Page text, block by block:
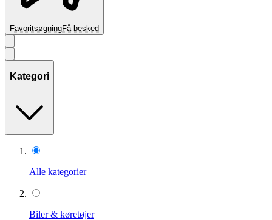
FavoritsøgningFå besked
Kategori
Alle kategorier
Biler & køretøjer